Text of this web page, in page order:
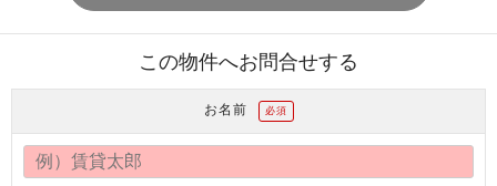
この物件へお問合せする
お名前 必須